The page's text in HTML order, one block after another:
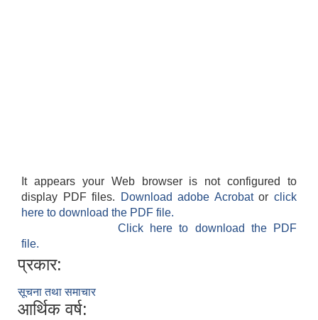
It appears your Web browser is not configured to
display PDF files.
Download adobe Acrobatorclick
here to download the PDF file.
Click here to download the PDF
file.
प्रकार:
सूचना तथा समाचार
आर्थिक वर्ष: